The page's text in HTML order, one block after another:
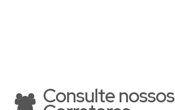
Consulte nossos